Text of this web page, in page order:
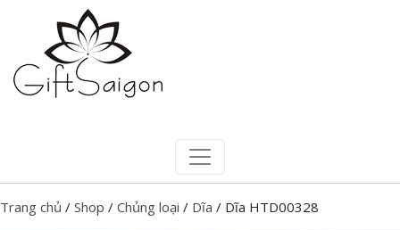
Trang chủ / Shop / Chủng loại / Dĩa / Dĩa HTD00328